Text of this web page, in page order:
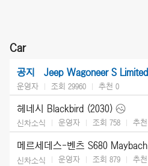
Car
공지 Jeep Wagoneer S
운영자 조회 29960 추천 0
헤네시 Blackbird (2030)
신차소식 운영자 조회 758 추천
신차소식 운영자 조회 879 추천